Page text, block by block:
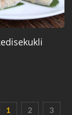
1 2 3